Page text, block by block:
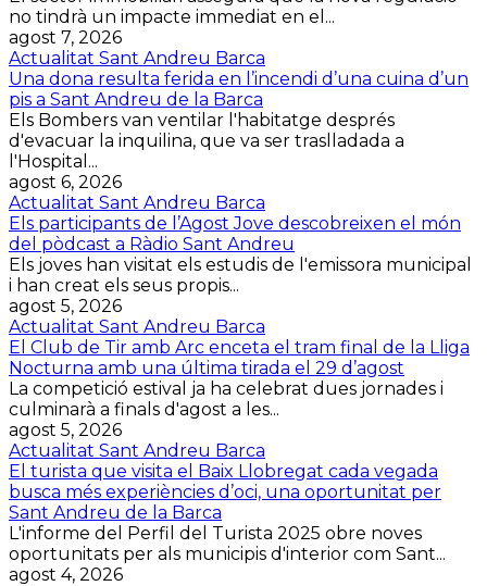
no tindrà un impacte immediat en el...
agost 7, 2026
Actualitat Sant Andreu Barca
Una dona resulta ferida en l’incendi d’una cuina d’un
pis a Sant Andreu de la Barca
Els Bombers van ventilar l'habitatge després
d'evacuar la inquilina, que va ser traslladada a
l'Hospital...
agost 6, 2026
Actualitat Sant Andreu Barca
Els participants de l’Agost Jove descobreixen el món
del pòdcast a Ràdio Sant Andreu
Els joves han visitat els estudis de l'emissora municipal
i han creat els seus propis...
agost 5, 2026
Actualitat Sant Andreu Barca
El Club de Tir amb Arc enceta el tram final de la Lliga
Nocturna amb una última tirada el 29 d’agost
La competició estival ja ha celebrat dues jornades i
culminarà a finals d'agost a les...
agost 5, 2026
Actualitat Sant Andreu Barca
El turista que visita el Baix Llobregat cada vegada
busca més experiències d’oci, una oportunitat per
Sant Andreu de la Barca
L'informe del Perfil del Turista 2025 obre noves
oportunitats per als municipis d'interior com Sant...
agost 4, 2026